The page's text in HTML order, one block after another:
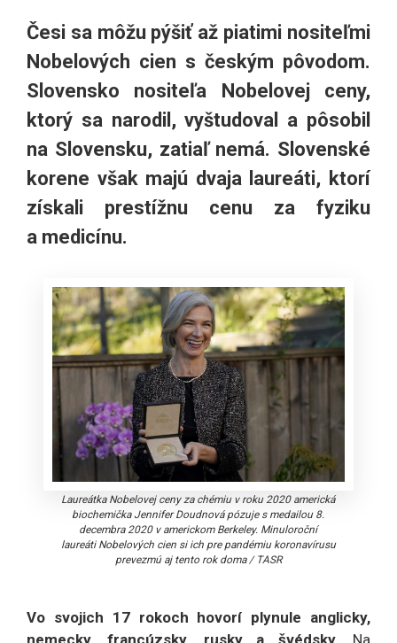
Česi sa môžu pýšiť až piatimi nositeľmi
Nobelových cien s českým pôvodom.
Slovensko nositeľa Nobelovej ceny,
ktorý sa narodil, vyštudoval a pôsobil
na Slovensku, zatiaľ nemá. Slovenské
korene však majú dvaja laureáti, ktorí
získali prestížnu cenu za fyziku
a medicínu.
Laureátka Nobelovej ceny za chémiu v roku 2020 americká
biochemička Jennifer Doudnová pózuje s medailou 8.
decembra 2020 v americkom Berkeley. Minuloroční
laureáti Nobelových cien si ich pre pandémiu koronavírusu
prevezmú aj tento rok doma/ TASR
Vo svojich 17 rokoch hovorí plynule anglicky,
nemecky, francúzsky, rusky a švédsky. Na